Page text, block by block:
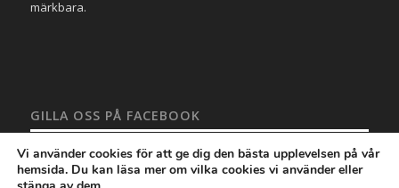
märkbara.
GILLA OSS PÅ FACEBOOK
Vi använder cookies för att ge dig den bästa upplevelsen på vår
hemsida. Du kan läsa mer om vilka cookies vi använder eller